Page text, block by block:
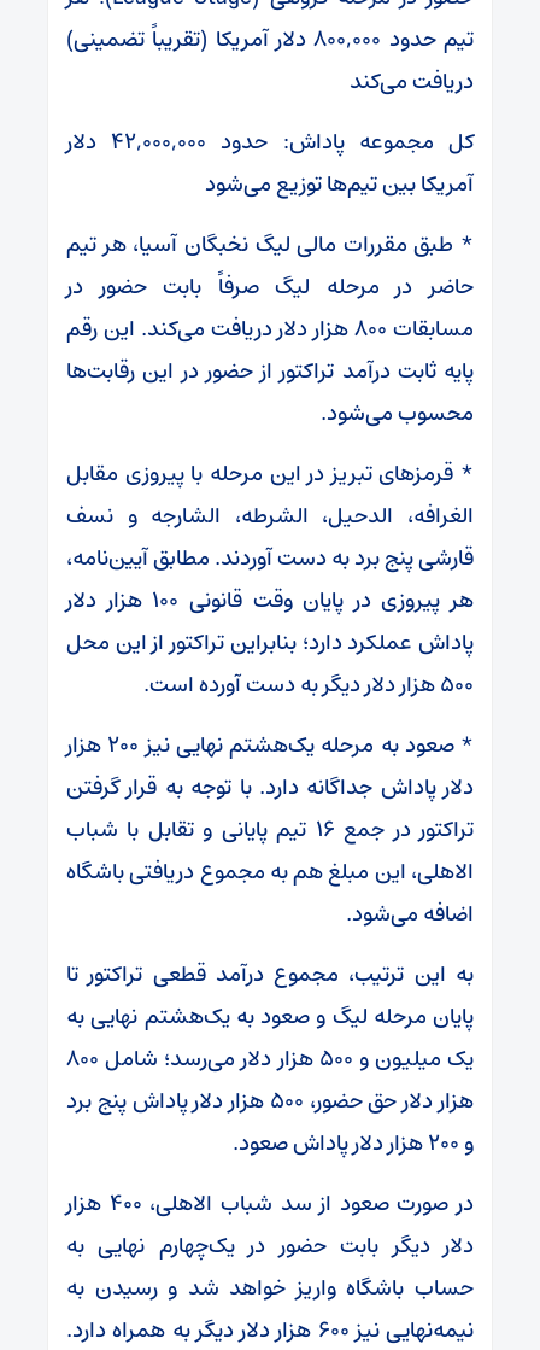
تیم حدود ۸۰۰,۰۰۰ دلار آمریکا (تقریباً تضمینی)
دریافت می‌کند
کل مجموعه پاداش: حدود ۴۲,۰۰۰,۰۰۰ دلار
آمریکا بین تیم‌ها توزیع می‌شود
* طبق مقررات مالی لیگ نخبگان آسیا، هر تیم
حاضر در مرحله لیگ صرفاً بابت حضور در
مسابقات ۸۰۰ هزار دلار دریافت می‌کند. این رقم
پایه ثابت درآمد تراکتور از حضور در این رقابت‌ها
محسوب می‌شود.
* قرمزهای تبریز در این مرحله با پیروزی مقابل
الغرافه، الدحیل، الشرطه، الشارجه و نسف
قارشی پنج برد به دست آوردند. مطابق آیین‌نامه،
هر پیروزی در پایان وقت قانونی ۱۰۰ هزار دلار
پاداش عملکرد دارد؛ بنابراین تراکتور از این محل
۵۰۰ هزار دلار دیگر به دست آورده است.
* صعود به مرحله یک‌هشتم نهایی نیز ۲۰۰ هزار
دلار پاداش جداگانه دارد. با توجه به قرار گرفتن
تراکتور در جمع ۱۶ تیم پایانی و تقابل با شباب
الاهلی، این مبلغ هم به مجموع دریافتی باشگاه
اضافه می‌شود.
به این ترتیب، مجموع درآمد قطعی تراکتور تا
پایان مرحله لیگ و صعود به یک‌هشتم نهایی به
یک میلیون و ۵۰۰ هزار دلار می‌رسد؛ شامل ۸۰۰
هزار دلار حق حضور، ۵۰۰ هزار دلار پاداش پنج برد
و ۲۰۰ هزار دلار پاداش صعود.
در صورت صعود از سد شباب الاهلی، ۴۰۰ هزار
دلار دیگر بابت حضور در یک‌چهارم نهایی به
حساب باشگاه واریز خواهد شد و رسیدن به
نیمه‌نهایی نیز ۶۰۰ هزار دلار دیگر به همراه دارد.